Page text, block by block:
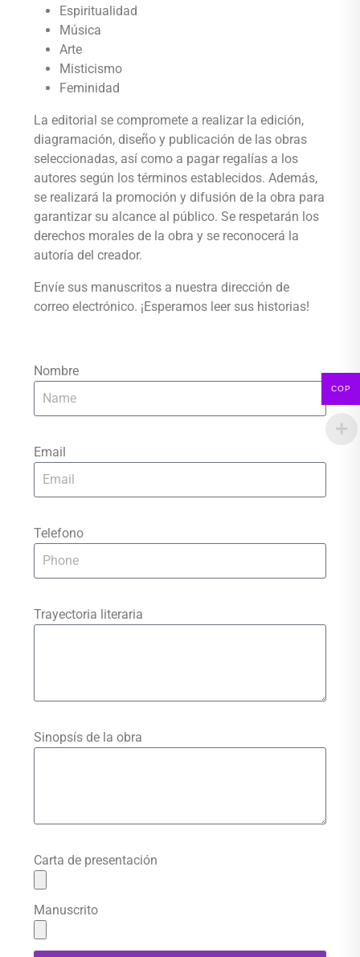
Espiritualidad
Música
Arte
Misticismo
Feminidad
La editorial se compromete a realizar la edición,
diagramación, diseño y publicación de las obras
seleccionadas, así como a pagar regalías a los
autores según los términos establecidos. Además,
se realizará la promoción y difusión de la obra para
garantizar su alcance al público. Se respetarán los
derechos morales de la obra y se reconocerá la
autoría del creador.
Envíe sus manuscritos a nuestra dirección de
correo electrónico. ¡Esperamos leer sus historias!
Nombre
Email
Telefono
Trayectoria literaria
Sinopsís de la obra
Carta de presentación
Manuscrito
COP